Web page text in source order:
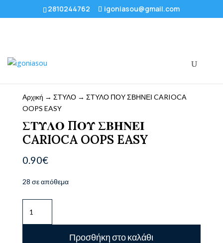
2810244762 igoniasou@gmail.com
Αρχική → ΣΤΥΛΟ→ ΣΤΥΛΟ ΠΟΥ ΣΒΗΝΕΙ CARIOCA
OOPS EASY
ΣΤΥΛΟ ΠΟΥ ΣΒΗΝΕΙ
CARIOCA OOPS EASY
0.90€
28 σε απόθεμα
ΠΟΥ
ΣΒΗΝΕΙ
Προσθήκη στο καλάθι